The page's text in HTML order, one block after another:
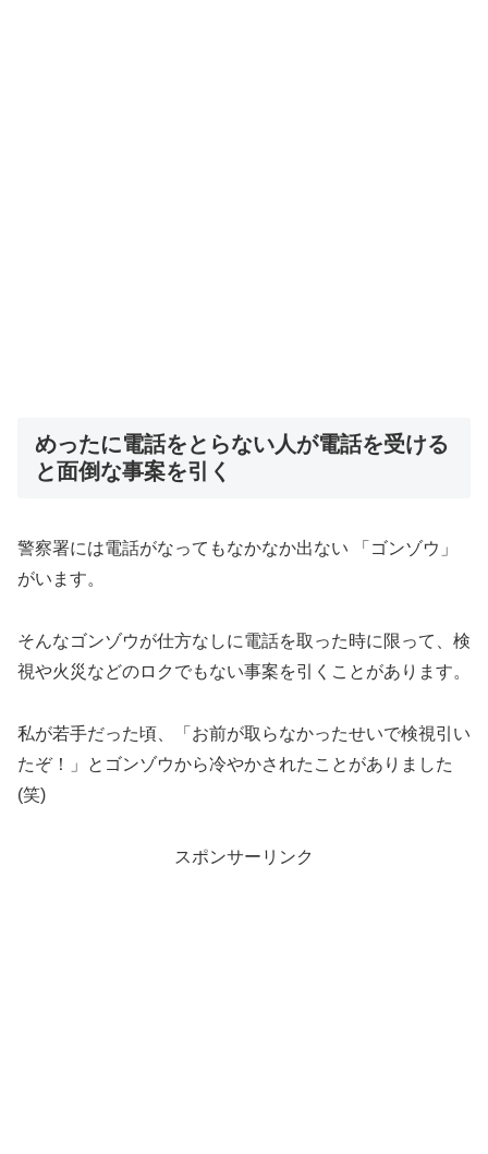
めったに電話をとらない人が電話を受ける
と面倒な事案を引く
警察署には電話がなってもなかなか出ない 「ゴンゾウ」
がいます。
そんなゴンゾウが仕方なしに電話を取った時に限って、検
視や火災などのロクでもない事案を引くことがあります。
私が若手だった頃、「お前が取らなかったせいで検視引い
たぞ！」とゴンゾウから冷やかされたことがありました
(笑)
スポンサーリンク